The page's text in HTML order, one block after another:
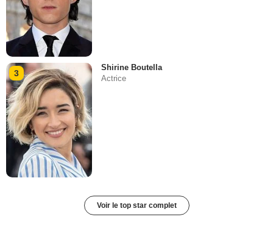
3
Shirine Boutella
Actrice
Voir le top star complet